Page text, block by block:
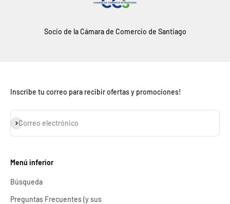
Socio de la Cámara de Comercio de Santiago
Inscribe tu correo para recibir ofertas y promociones!
Correo electrónico
Suscribirse
Menú inferior
Búsqueda
Preguntas Frecuentes (y sus